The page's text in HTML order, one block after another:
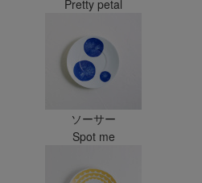
Pretty petal
ソーサー
Spot me